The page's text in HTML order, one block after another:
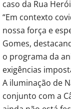
caso da Rua
“Em contexto
nossa força e
Gomes,
o programa da
exigências
A iluminação de
conjunto com a